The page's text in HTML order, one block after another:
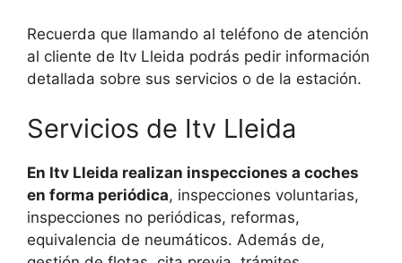
Recuerda que llamando al teléfono de atención
al cliente de Itv Lleida podrás pedir información
detallada sobre sus servicios o de la estación.
Servicios de Itv Lleida
En Itv Lleida realizan inspecciones a coches
en forma periódica, inspecciones voluntarias,
inspecciones no periódicas, reformas,
equivalencia de neumáticos. Además de,